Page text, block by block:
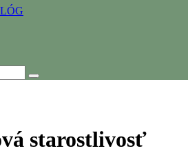
starostlivosť